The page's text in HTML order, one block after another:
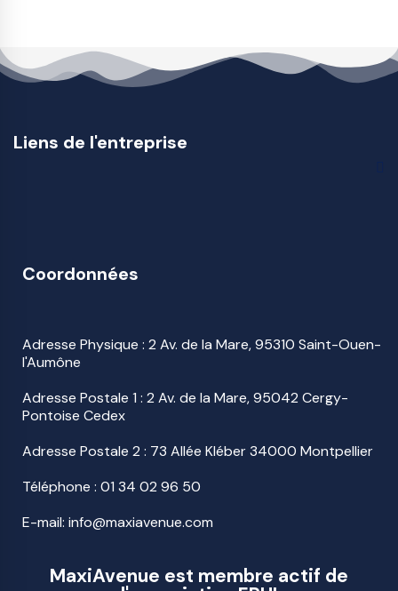
Liens de l'entreprise
Coordonnées
Adresse Physique : 2 Av. de la Mare, 95310 Saint-Ouen-
l'Aumône
Adresse Postale 1 : 2 Av. de la Mare, 95042 Cergy-
Pontoise Cedex
Adresse Postale 2 : 73 Allée Kléber 34000 Montpellier
Téléphone : 01 34 02 96 50
E-mail: info@maxiavenue.com
MaxiAvenue est membre actif de